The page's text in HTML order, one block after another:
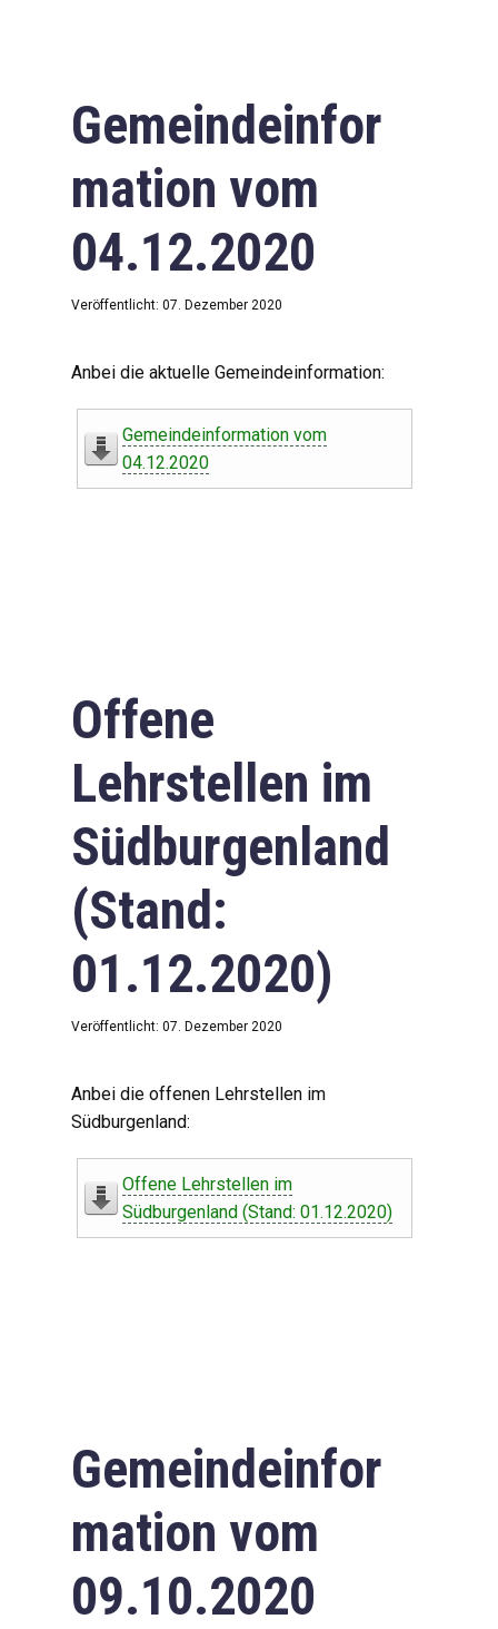
Gemeindeinfor
mation vom
04.12.2020
Veröffentlicht: 07. Dezember 2020
Anbei die aktuelle Gemeindeinformation:
Gemeindeinformation vom
04.12.2020
Offene
Lehrstellen im
Südburgenland
(Stand:
01.12.2020)
Veröffentlicht: 07. Dezember 2020
Anbei die offenen Lehrstellen im
Südburgenland:
Offene Lehrstellen im
Südburgenland (Stand: 01.12.2020)
Gemeindeinfor
mation vom
09.10.2020